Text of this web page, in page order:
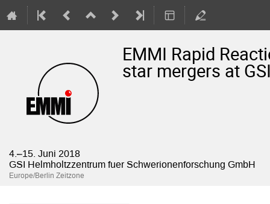
EMMI Rapid
star mergers at
4.–15. Juni 2018
GSI Helmholtzzentrum fuer Schwerionenforschung GmbH
Europe/Berlin Zeitzone